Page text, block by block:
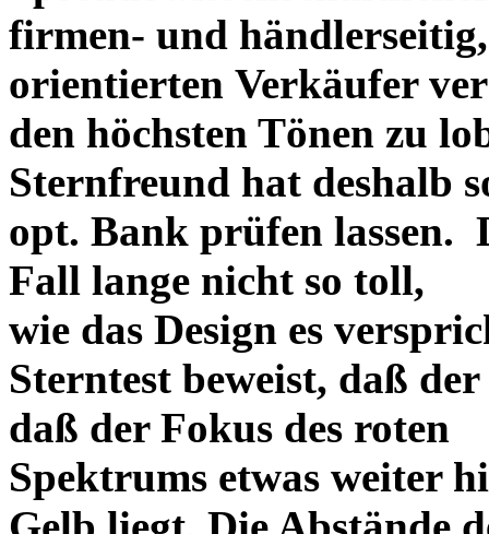
firmen- und
orientierten Verkäufer
den höchsten Tönen zu
Sternfreund hat deshalb
opt. Bank prüfen lassen.
Fall lange nicht so toll,
wie das Design es
Sterntest beweist, daß
daß der Fokus des roten
Spektrums etwas weiter